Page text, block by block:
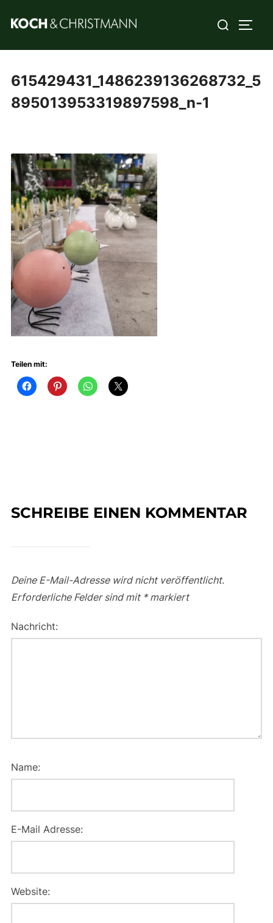
615429431_1486239136268732_5
895013953319897598_n-1
Teilen mit:
SCHREIBE EINEN KOMMENTAR
Deine E-Mail-Adresse wird nicht veröffentlicht.
Erforderliche Felder sind mit *markiert
Nachricht:
Name:
E-Mail Adresse:
Website: